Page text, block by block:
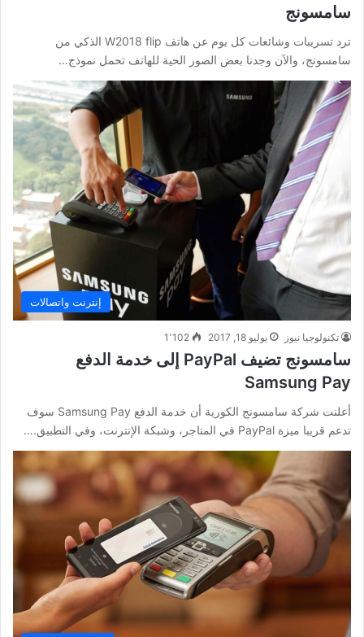
سامسونج
ترد تسريبات وشائعات كل يوم عن هاتف W2018 flip الذكي من
سامسونج، والآن وجدنا بعض الصور الحية للهاتف تحمل نموذج…
إنترنت واتصالات
تكنولوجيا نيوز يوليو 18, 2017 1٬102
سامسونج تضيف PayPal إلى خدمة الدفع
Samsung Pay
أعلنت شركة سامسونج الكورية أن خدمة الدفع Samsung Pay سوف
تدعم قريبا ميزة PayPal في المتاجر، وشبكة الإنترنت، وفي التطبيق.…